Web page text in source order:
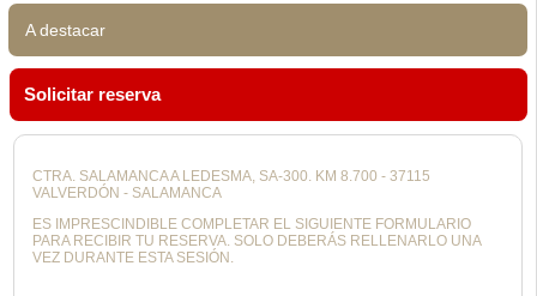
A destacar
Solicitar reserva
CTRA. SALAMANCA A LEDESMA, SA-300. KM 8.700 - 37115
VALVERDÓN - SALAMANCA
ES IMPRESCINDIBLE COMPLETAR EL SIGUIENTE FORMULARIO
PARA RECIBIR TU RESERVA. SOLO DEBERÁS RELLENARLO UNA
VEZ DURANTE ESTA SESIÓN.